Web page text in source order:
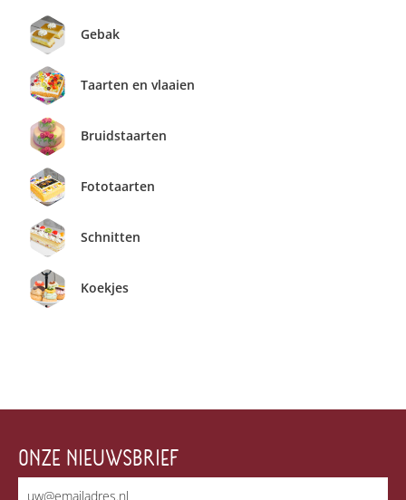
Gebak
Taarten en vlaaien
Bruidstaarten
Fototaarten
Schnitten
Koekjes
ONZE NIEUWSBRIEF